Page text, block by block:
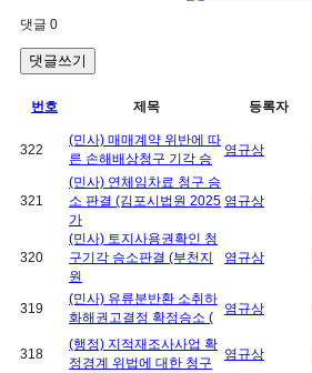
댓글 0
댓글쓰기
번호 제목 등록자
322
(민사) 매매계약 위반에 따
른 손해배상청구 기각 승
염규상
321
(민사) 연체임차료 청구 승
소 판결 (김포시법원 2025
가
염규상
320
(민사) 토지사용권확인 청
구기각 승소판결 (부천지
원
염규상
319
(민사) 유류분반환 소취하
화해권고결정 확정승소 (
염규상
318
(행정) 지적재조사사업 확
정경계 위법에 대한 청구
염규상